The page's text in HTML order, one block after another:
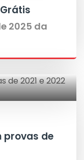
2025 da
provas de